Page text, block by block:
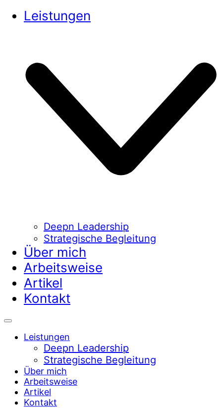
Leistungen
Deepn Leadership
Strategische Begleitung
Über mich
Arbeitsweise
Artikel
Kontakt
Leistungen
Deepn Leadership
Strategische Begleitung
Über mich
Arbeitsweise
Artikel
Kontakt